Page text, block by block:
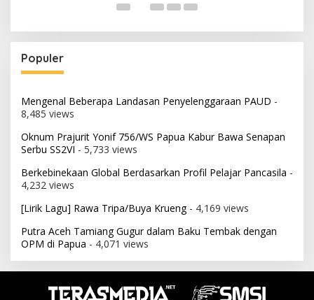
Populer
Mengenal Beberapa Landasan Penyelenggaraan PAUD -
8,485 views
Oknum Prajurit Yonif 756/WS Papua Kabur Bawa Senapan
Serbu SS2VI - 5,733 views
Berkebinekaan Global Berdasarkan Profil Pelajar Pancasila -
4,232 views
[Lirik Lagu] Rawa Tripa/Buya Krueng- 4,169 views
Putra Aceh Tamiang Gugur dalam Baku Tembak dengan
OPM di Papua - 4,071 views